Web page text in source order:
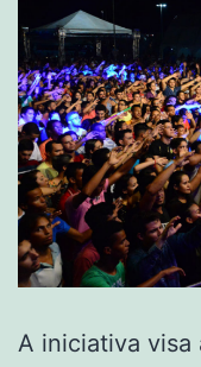
A iniciativa visa